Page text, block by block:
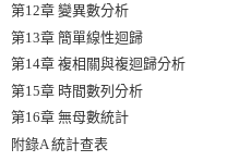
第12章 變異數分析
第13章 簡單線性迴歸
第14章 複相關與複迴歸分析
第15章 時間數列分析
第16章 無母數統計
附錄A 統計查表